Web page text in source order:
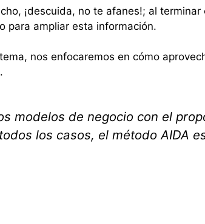
¡descuida, no te afanes!; al terminar
para ampliar esta información.
nos enfocaremos en cómo
modelos de negocio con el
los casos, el método AIDA